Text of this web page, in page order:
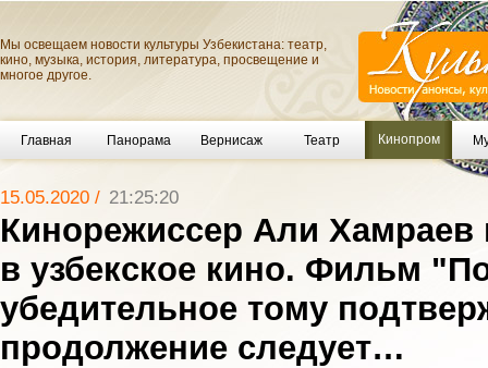
Мы освещаем новости культуры Узбекистана: театр,
кино, музыка, история, литература, просвещение и
многое другое.
Главная Панорама Вернисаж Театр Кинопром
15.05.2020 / 21:25:20
Кинорежиссер Али Хамраев
в узбекское кино. Фильм
убедительное тому
продолжение следует…